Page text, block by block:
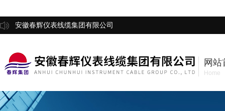
安徽春辉仪表线缆集团有限公司
网站
Home